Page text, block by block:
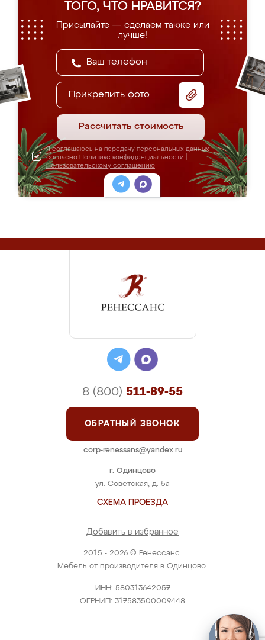
ТОГО, ЧТО НРАВИТСЯ?
Присылайте — сделаем также или
лучше!
Прикрепить фото
Рассчитать стоимость
Я соглашаюсь на передачу персональных данных
согласно Политике конфиденциальности
Пользовательскому соглашению
2015 - 2026 © Ренессанс.
Мебель от производителя в Одинцово.
ИНН: 580313642057
ОГРНИП: 317583500009448
г. Одинцово
ул. Советская, д. 5а
СХЕМА ПРОЕЗДА
Добавить в избранное
8 (800) 511-89-55
ОБРАТНЫЙ ЗВОНОК
corp-renessans@yandex.ru